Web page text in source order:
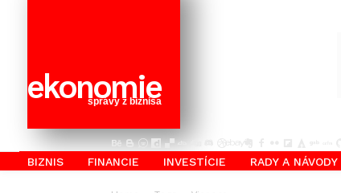
ekonomie
správy z biznisa
BIZNIS FINANCIE INVESTÍCIE RADY A NÁVODY